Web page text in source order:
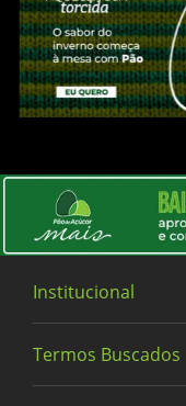
Institucional
Quem somos
Termos Buscados